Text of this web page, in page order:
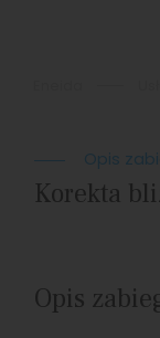
Opis
Korekta
Opis